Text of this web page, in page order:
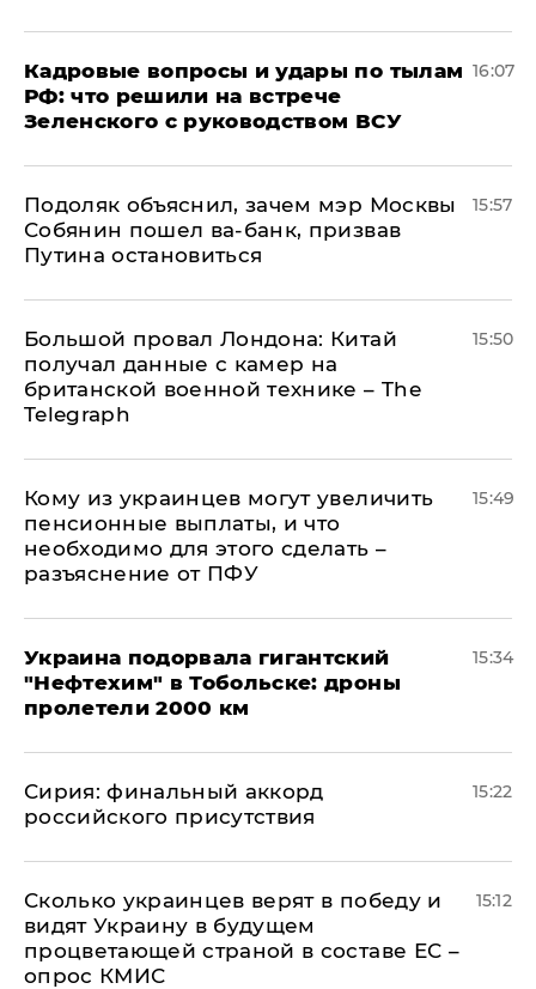
Кадровые вопросы и удары по тылам
РФ: что решили на встрече
Зеленского с руководством ВСУ
16:07
Подоляк объяснил, зачем мэр Москвы
Собянин пошел ва-банк, призвав
Путина остановиться
15:57
Большой провал Лондона: Китай
получал данные с камер на
британской военной технике – The
Telegraph
15:50
Кому из украинцев могут увеличить
пенсионные выплаты, и что
необходимо для этого сделать –
разъяснение от ПФУ
15:49
Украина подорвала гигантский
"Нефтехим" в Тобольске: дроны
пролетели 2000 км
15:34
​Сирия: финальный аккорд
российского присутствия
15:22
Сколько украинцев верят в победу и
видят Украину в будущем
процветающей страной в составе ЕС –
опрос КМИС
15:12